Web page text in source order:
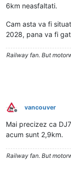
6km neasfaltati.
Cam asta va fi
2028, pana va fi
Railway fan. But
Deconectat
vancouver
Mai precizez ca
acum sunt 2,9km.
Railway fan. But